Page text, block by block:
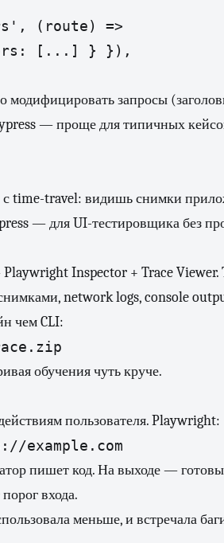
(route) =>
[...] } }),
запросы
— проще для типичных
с time-travel: видишь снимки
— для UI-тестировщика без
Inspector + Trace Viewer.
network logs, console
чем CLI:
обучения чуть круче.
пользователя. Playwright:
example.com
пишет код. На выходе —
входа.
меньше, и встречала